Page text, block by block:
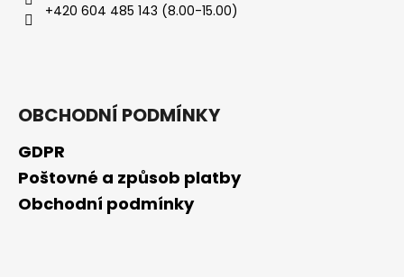
+420 604 485 143 (8.00-15.00)
OBCHODNÍ PODMÍNKY
GDPR
Poštovné a způsob platby
Obchodní podmínky